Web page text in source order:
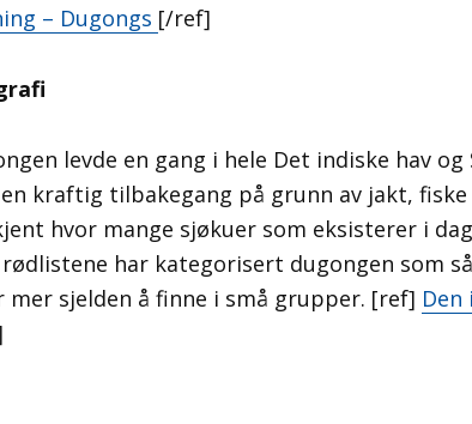
– Dugongs [/ref]
levde en gang i hele Det indiske hav
kraftig tilbakegang på grunn av jakt,
hvor mange sjøkuer som eksisterer i
rødlistene har kategorisert dugongen som
mer sjelden å finne i små grupper. [ref]